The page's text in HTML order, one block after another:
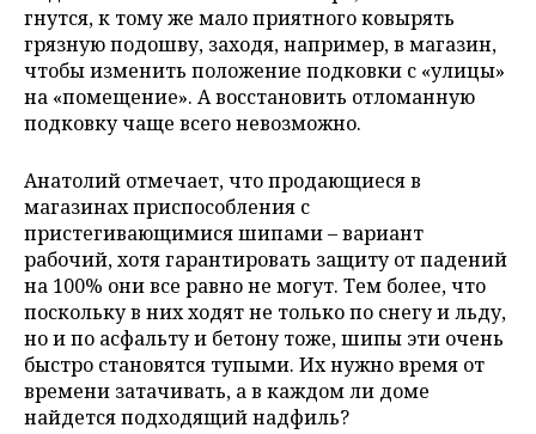
гнутся, к тому же мало приятного ковырять
грязную подошву, заходя, например, в магазин,
чтобы изменить положение подковки с «улицы»
на «помещение». Авосстановить отломанную
подковку чаще всего невозможно.
Анатолий отмечает, что продающиеся в
магазинах приспособления с
пристегивающимися шипами – вариант
рабочий, хотя гарантировать защиту от падений
на 100% они все равно не могут. Тем более, что
поскольку в них ходят не только по снегу и льду,
но и по асфальту и бетону тоже, шипы эти очень
быстро становятся тупыми. Их нужно время от
времени затачивать, а в каждом ли доме
найдется подходящий надфиль?